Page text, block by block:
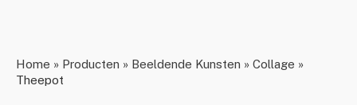
Home » Producten » Beeldende Kunsten » Collage »
Theepot